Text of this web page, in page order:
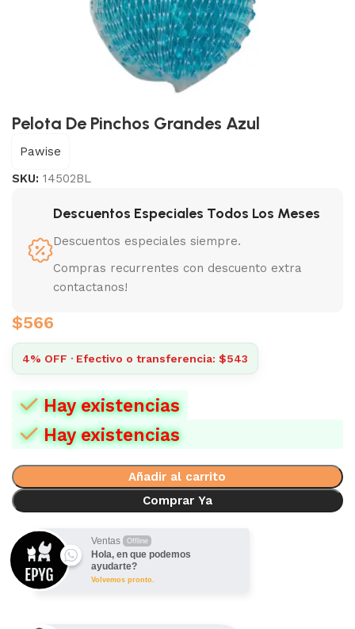
Pelota De Pinchos Grandes Azul
Pawise
SKU: 14502BL
Descuentos Especiales Todos Los Meses
Descuentos especiales siempre.
Compras recurrentes con descuento extra
contactanos!
$566
4% OFF · Efectivo o transferencia: $543
Hay existencias
Hay existencias
Añadir al carrito
Comprar Ya
Ventas Offline
Hola, en que podemos
ayudarte?
Volvemos pronto.